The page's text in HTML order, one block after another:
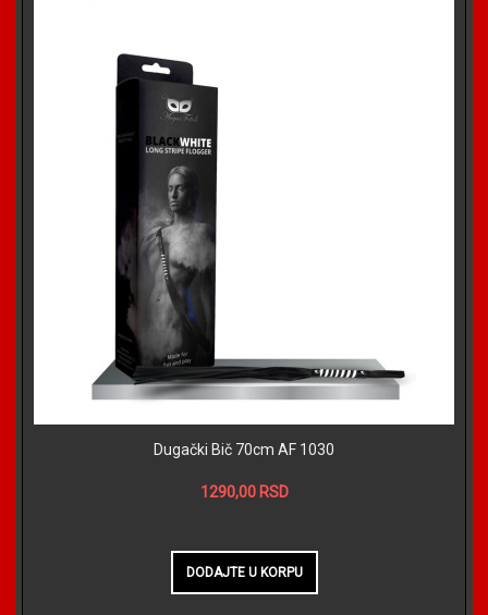
Dugački Bič 70cm AF 1030
1290,00 RSD